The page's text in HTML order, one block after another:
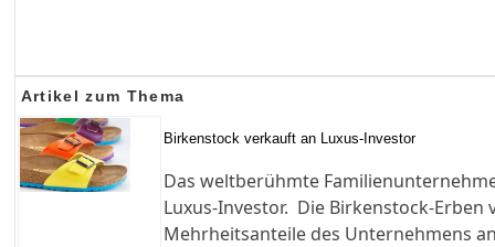
Artikel zum Thema
Birkenstock verkauft an Luxus-Investor
Das weltberühmte
Luxus-Investor. Die Birkenstock-Erben
Mehrheitsanteile des Unternehmens